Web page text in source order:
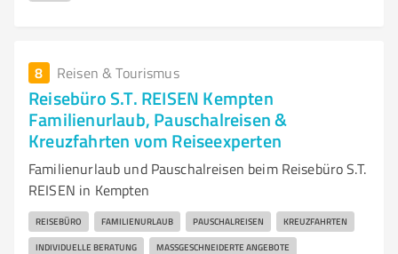
8 Reisen & Tourismus
Reisebüro S.T. REISEN Kempten
Familienurlaub, Pauschalreisen &
Kreuzfahrten vom Reiseexperten
Familienurlaub und Pauschalreisen beim Reisebüro S.T.
REISEN in Kempten
REISEBÜRO FAMILIENURLAUB PAUSCHALREISEN KREUZFAHRTEN
INDIVIDUELLE BERATUNG MASSGESCHNEIDERTE ANGEBOTE